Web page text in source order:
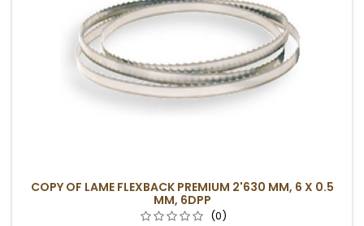
COPY OF LAME FLEXBACK PREMIUM 2'630 MM, 6 X 0.5
MM, 6DPP
(0)